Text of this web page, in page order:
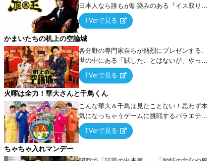
日本人なら誰もが馴染みのある『イス取りゲ
ーム』をベースに、大喜利・ギャグ・モノボ
ケ・歌…など様々なお題で芸人がショートネ
タを競い合う！
TVerで見る
かまいたちの机上の空論城
各分野の専門家自らが熱烈にプレゼンする、
世の中にある「試したことはないが、やって
みたらこうなる！…ハズ」という“机上の空
論”に若手芸人らがカラダを張って挑む！
TVerで見る
火曜は全力！華大さんと千鳥くん
こんな華大＆千鳥は見たことない！思わず本
気になっちゃうゲームに挑戦するバラエティ
ー！
TVerで見る
ちゃちゃ入れマンデー